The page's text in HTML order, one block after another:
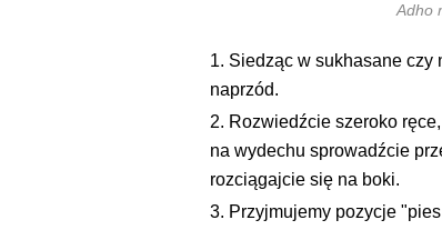
Adho
Siedząc w sukhasane czy
naprzód.
Rozwiedźcie szeroko
na wydechu sprowadźcie
rozciągajcie się na boki.
Przyjmujemy pozycje